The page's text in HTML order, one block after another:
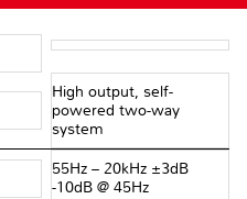
High output, self-
powered two-way
system
55Hz – 20kHz ±3dB
-10dB @ 45Hz